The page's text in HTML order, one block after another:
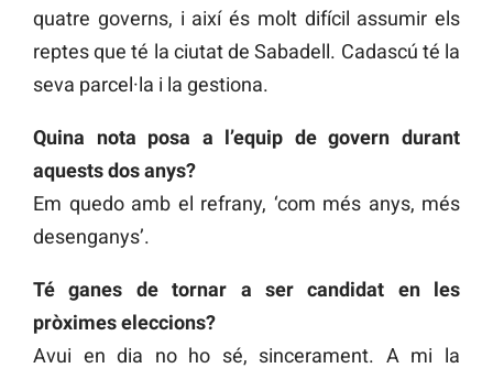
quatre governs, i així és molt difícil assumir els
reptes que té la ciutat de Sabadell. Cadascú té la
seva parcel·la i la gestiona.
Quina nota posa a l’equip de govern durant
aquests dos anys?
Em quedo amb el refrany, ‘com més anys, més
desenganys’.
Té ganes de tornar a ser candidat en les
pròximes eleccions?
Avui en dia no ho sé, sincerament. A mi la